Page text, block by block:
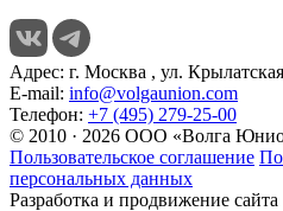
Адрес: г. Москва , ул.
E-mail: info@volgaunion.com
Телефон: +7 (495) 279-25-00
© 2010 · 2026 ООО «Волга
Пользовательское соглашение
персональных данных
Разработка и продвижение сайта